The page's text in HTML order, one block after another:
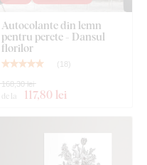
Autocolante din lemn
pentru perete - Dansul
florilor
( 18 )
de la 117,80 lei
168,30 lei